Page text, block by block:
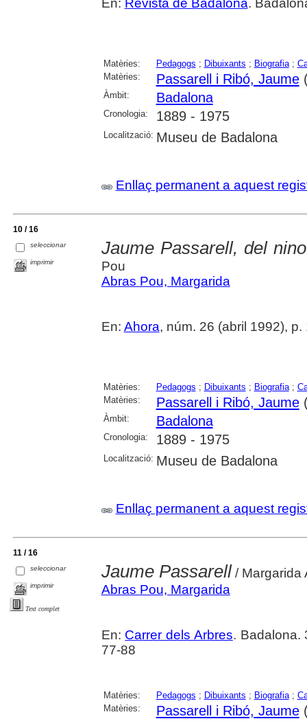
En: Revista de Badalona.
Matèries: Pedagogs ; Dibuixants ; Biografia;
Matèries:
Passarell i Ribó, Jaume
Àmbit: Badalona
Cronologia: 1889 - 1975
Localització: Museu de Badalona
Enllaç permanent a aquest
10 / 16
seleccionar
imprimir
Jaume Passarell, del
Pou
Abras Pou, Margarida
En: Ahora, núm. 26 (abril 1992), p.
Matèries: Pedagogs ; Dibuixants ; Biografia;
Matèries:
Passarell i Ribó, Jaume
Àmbit: Badalona
Cronologia: 1889 - 1975
Localització: Museu de Badalona
Enllaç permanent a aquest
11 / 16
seleccionar
imprimir
Text complet
Jaume Passarell/ Margarida
Abras Pou, Margarida
En: Carrer dels Arbres. Badalona.
77-88
Matèries: Pedagogs ; Dibuixants ; Biografia;
Matèries:
Passarell i Ribó, Jaume